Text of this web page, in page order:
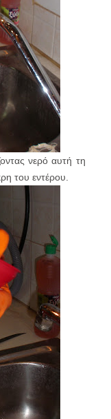
νερό αυτή τη
του εντέρου.